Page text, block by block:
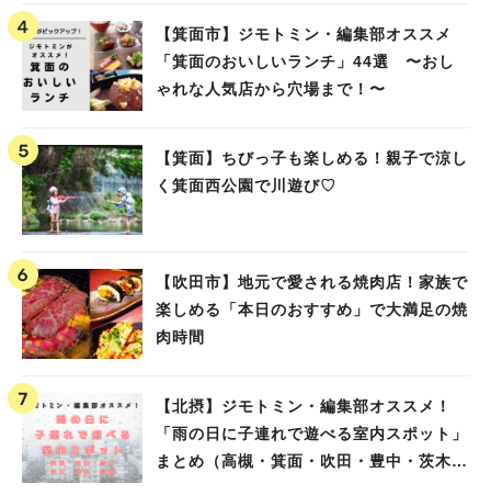
【箕面市】ジモトミン・編集部オススメ
「箕面のおいしいランチ」44選 〜おし
ゃれな人気店から穴場まで！〜
【箕面】ちびっ子も楽しめる！親子で涼し
く箕面西公園で川遊び♡
【吹田市】地元で愛される焼肉店！家族で
楽しめる「本日のおすすめ」で大満足の焼
肉時間
【北摂】ジモトミン・編集部オススメ！
「雨の日に子連れで遊べる室内スポット」
まとめ（高槻・箕面・吹田・豊中・茨木・